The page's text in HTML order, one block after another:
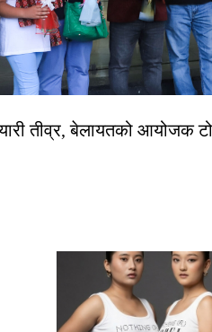
तीव्र, बेलायतको आयोजक